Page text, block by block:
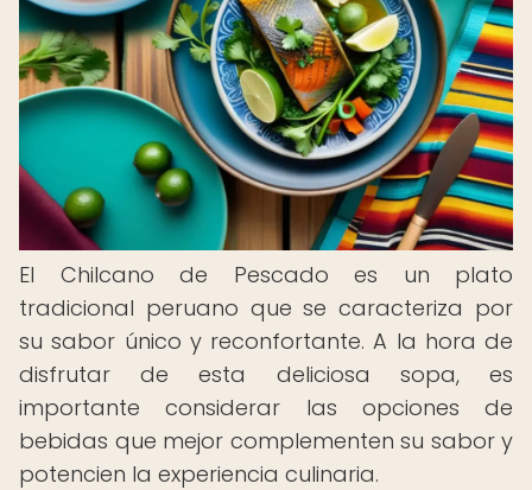
El Chilcano de Pescado es un plato
tradicional peruano que se caracteriza por
su sabor único y reconfortante. A la hora de
disfrutar de esta deliciosa sopa, es
importante considerar las opciones de
bebidas que mejor complementen su sabor y
potencien la experiencia culinaria.